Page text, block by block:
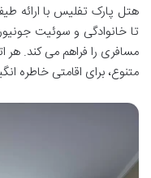
هتل پارک تفلیس با ارائه
تا خانوادگی و سوئیت
مسافری را فراهم می کند. هر
متنوع، برای اقامتی خاطره